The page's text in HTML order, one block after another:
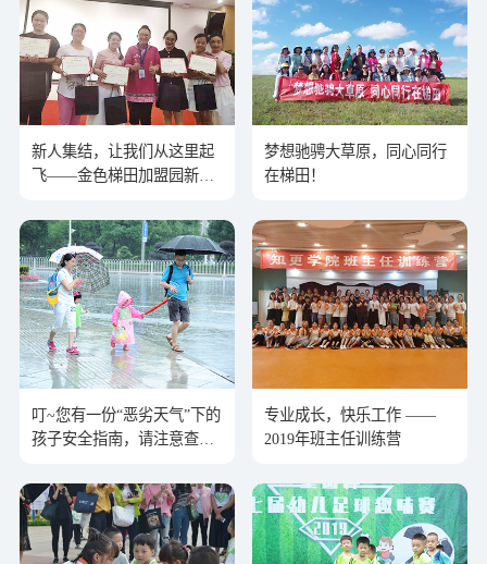
新人集结，让我们从这里起
飞——金色梯田加盟园新员
梦想驰骋大草原，同心同行
在梯田！
叮~您有一份“恶劣天气”下的
孩子安全指南，请注意查收
专业成长，快乐工作 ——
2019年班主任训练营